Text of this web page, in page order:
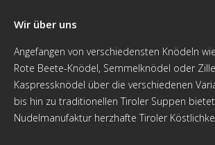
Wir über uns
Angefangen von verschiedensten Knödeln
Rote Beete-Knödel, Semmelknödel oder
Kaspressknödel über die verschiedenen
bis hin zu traditionellen Tiroler Suppen
Nudelmanufaktur herzhafte Tiroler